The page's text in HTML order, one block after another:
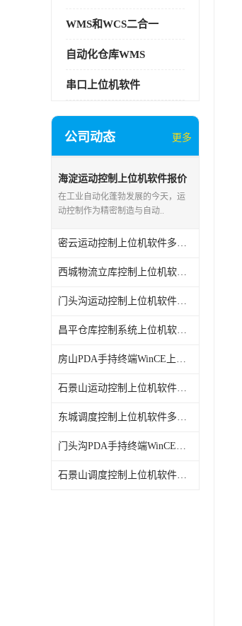
WMS和WCS二合一
自动化仓库WMS
串口上位机软件
公司动态 更多
海淀运动控制上位机软件报价
在工业自动化蓬勃发展的今天，运
动控制作为精密制造与自动..
密云运动控制上位机软件多少钱
西城物流立库控制上位机软件电话
门头沟运动控制上位机软件报价
昌平仓库控制系统上位机软件WCS价格
房山PDA手持终端WinCE上位机软件电话
石景山运动控制上位机软件定制
东城调度控制上位机软件多少钱
门头沟PDA手持终端WinCE上位机软件服务
石景山调度控制上位机软件电话